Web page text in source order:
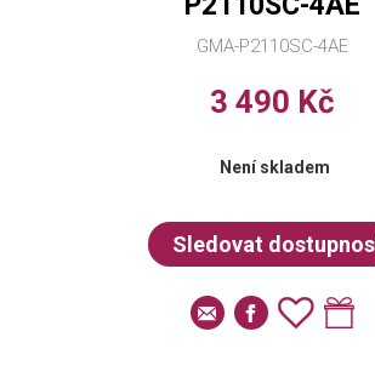
GMA-P2110SC-4AE
3 490 Kč
Není skladem